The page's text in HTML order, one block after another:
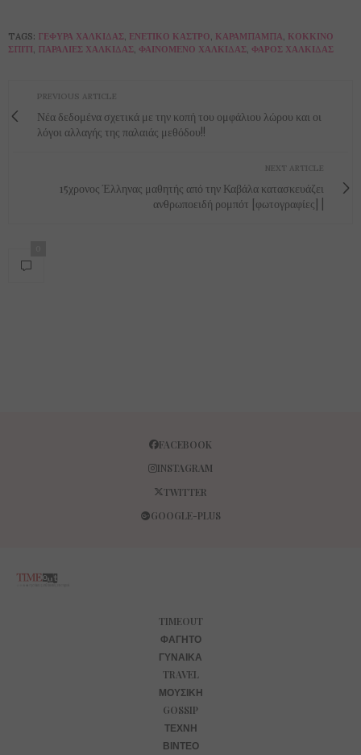
TAGS: ΓΈΦΥΡΑ ΧΑΛΚΊΔΑΣ, ΕΝΕΤΙΚΌ ΚΆΣΤΡΟ, ΚΑΡΆΜΠΑΜΠΑ, ΚΌΚΚΙΝΟ
ΣΠΊΤΙ, ΠΑΡΑΛΊΕΣ ΧΑΛΚΊΔΑΣ, ΦΑΙΝΌΜΕΝΟ ΧΑΛΚΊΔΑΣ, ΦΆΡΟΣ ΧΑΛΚΊΔΑΣ
PREVIOUS ARTICLE
Νέα δεδομένα σχετικά με την κοπή του ομφάλιου λώρου και οι
λόγοι αλλαγής της παλαιάς μεθόδου!!
NEXT ARTICLE
15χρονος Έλληνας μαθητής από την Καβάλα κατασκευάζει
ανθρωποειδή ρομπότ [φωτογραφίες] |
FACEBOOK
INSTAGRAM
TWITTER
GOOGLE-PLUS
TIMEOUT
ΦΑΓΗΤΌ
ΓΥΝΑΊΚΑ
TRAVEL
ΜΟΥΣΙΚΉ
GOSSIP
ΤΈΧΝΗ
ΒΊΝΤΕΟ